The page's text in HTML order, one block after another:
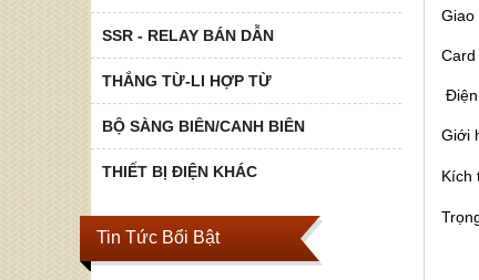
SSR - RELAY BÁN DẪN
THẮNG TỪ-LI HỢP TỪ
BỘ SÀNG BIÊN/CANH BIÊN
THIẾT BỊ ĐIỆN KHÁC
Tin Tức Bổi Bật
Card
Giới
Kích